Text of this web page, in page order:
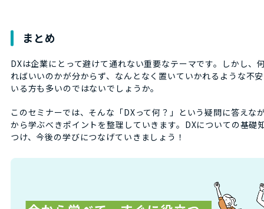
まとめ
DXは企業にとって避けて通れない重要なテーマです。しかし、
ればいいのかが分からず、なんとなく置いていかれるような不
いる方も多いのではないでしょうか。
このセミナーでは、そんな「DXって何？」という疑問に答えな
から学ぶべきポイントを整理していきます。DXについての基礎
つけ、今後の学びにつなげていきましょう！